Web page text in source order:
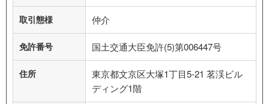
取引態様 仲介
免許番号 国土交通大臣免許(5)第006447号
住所
東京都文京区大塚1丁目5-21 茗渓ビル
ディング1階